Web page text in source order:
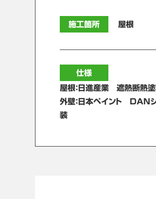
施工箇所 屋根
仕様
屋根：日進産業 遮熱断
外壁：日本ペイント Ｄ
装